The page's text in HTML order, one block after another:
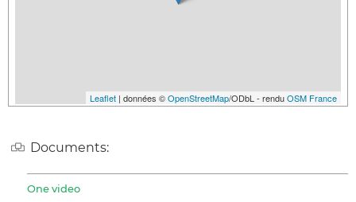
Leaflet | données ©OpenStreetMap/ODbL - renduOSM France
Documents:
One video